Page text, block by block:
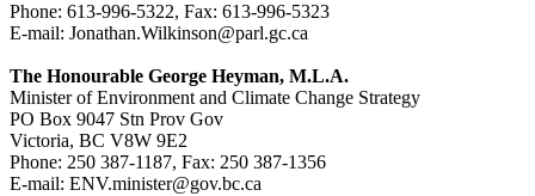
Phone: 613-996-5322, Fax: 613-996-5323
E-mail: Jonathan.Wilkinson@parl.gc.ca
The Honourable George Heyman, M.L.A.
Minister of Environment and Climate Change Strategy
PO Box 9047 Stn Prov Gov
Victoria, BC V8W 9E2
Phone: 250 387-1187, Fax: 250 387-1356
E-mail: ENV.minister@gov.bc.ca